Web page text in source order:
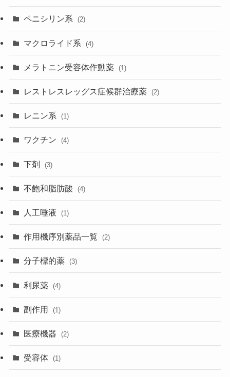
ペニシリン系 (2)
マクロライド系 (4)
メラトニン受容体作動薬 (1)
レストレスレッグス症候群治療薬 (2)
レニン系 (1)
ワクチン (4)
下剤 (3)
不飽和脂肪酸 (4)
人工唾液 (1)
作用機序別薬品一覧 (2)
分子標的薬 (3)
利尿薬 (4)
副作用 (1)
医療機器 (2)
受容体 (1)